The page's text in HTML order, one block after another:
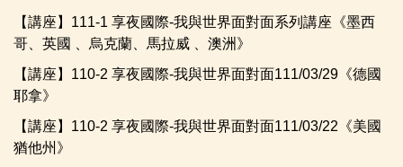
【講座】111-1 享夜國際-我與世界面對面系列講座《墨西
哥、英國 、烏克蘭、馬拉威 、澳洲》
【講座】110-2 享夜國際-我與世界面對面111/03/29《德國
耶拿》
【講座】110-2 享夜國際-我與世界面對面111/03/22《美國
猶他州》